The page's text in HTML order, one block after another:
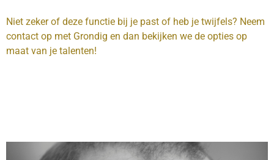
Niet zeker of deze functie bij je past of heb je twijfels? Neem
contact op met Grondig en dan bekijken we de opties op
maat van je talenten!